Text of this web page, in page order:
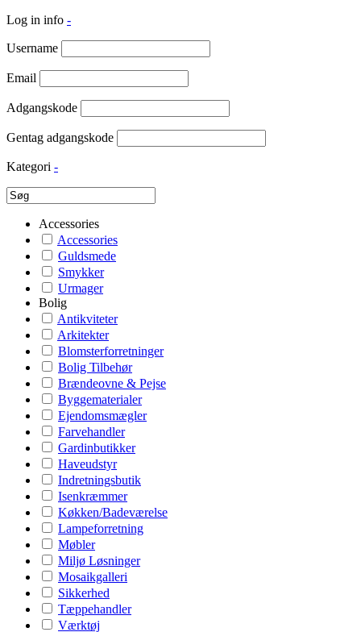
Log in info -
Username
Email
Adgangskode
Gentag adgangskode
Kategori -
Accessories
Accessories
Guldsmede
Smykker
Urmager
Bolig
Antikviteter
Arkitekter
Blomsterforretninger
Bolig Tilbehør
Brændeovne & Pejse
Byggematerialer
Ejendomsmægler
Farvehandler
Gardinbutikker
Haveudstyr
Indretningsbutik
Isenkræmmer
Køkken/Badeværelse
Lampeforretning
Møbler
Miljø Løsninger
Mosaikgalleri
Sikkerhed
Tæppehandler
Værktøj